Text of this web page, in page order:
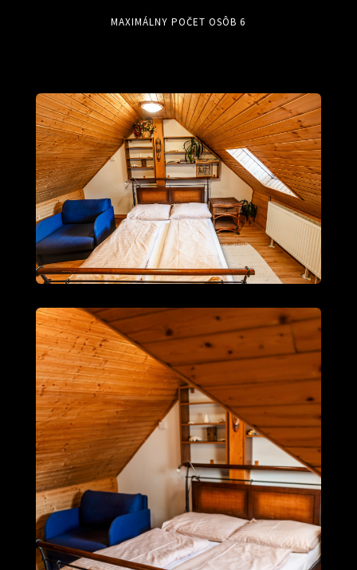
MAXIMÁLNY POČET OSÔB 6